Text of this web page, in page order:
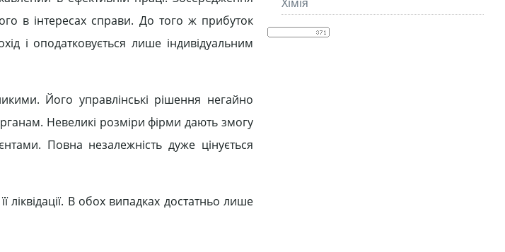
в інтересах справи. До того ж прибуток
і оподатковується лише індивідуальним
Його управлінські рішення негайно
Невеликі розміри фірми дають змогу
Повна незалежність дуже цінується
ліквідації. В обох випадках достатньо лише